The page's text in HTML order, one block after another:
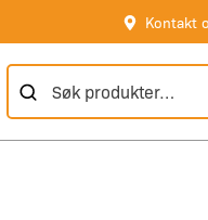
Kontakt